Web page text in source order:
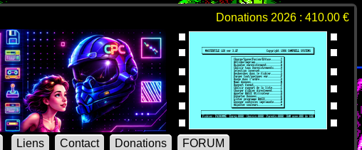
Donations 2026 : 410.00 €
Liens Contact Donations
FORUM